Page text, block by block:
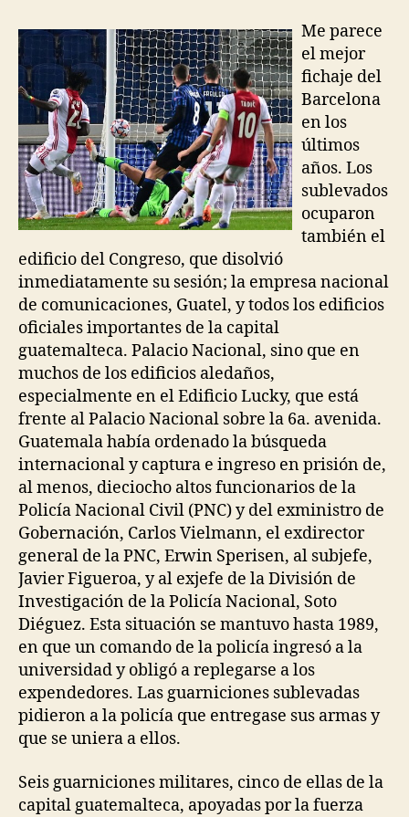
Me parece
el mejor
fichaje del
Barcelona
en los
últimos
años. Los
sublevados
ocuparon
también el
edificio del Congreso, que disolvió
inmediatamente su sesión; la empresa nacional
de comunicaciones, Guatel, y todos los edificios
oficiales importantes de la capital
guatemalteca. Palacio Nacional, sino que en
muchos de los edificios aledaños,
especialmente en el Edificio Lucky, que está
frente al Palacio Nacional sobre la 6a. avenida.
Guatemala había ordenado la búsqueda
internacional y captura e ingreso en prisión de,
al menos, dieciocho altos funcionarios de la
Policía Nacional Civil (PNC) y del exministro de
Gobernación, Carlos Vielmann, el exdirector
general de la PNC, Erwin Sperisen, al subjefe,
Javier Figueroa, y al exjefe de la División de
Investigación de la Policía Nacional, Soto
Diéguez. Esta situación se mantuvo hasta 1989,
en que un comando de la policía ingresó a la
universidad y obligó a replegarse a los
expendedores. Las guarniciones sublevadas
pidieron a la policía que entregase sus armas y
que se uniera a ellos.
Seis guarniciones militares, cinco de ellas de la
capital guatemalteca, apoyadas por la fuerza